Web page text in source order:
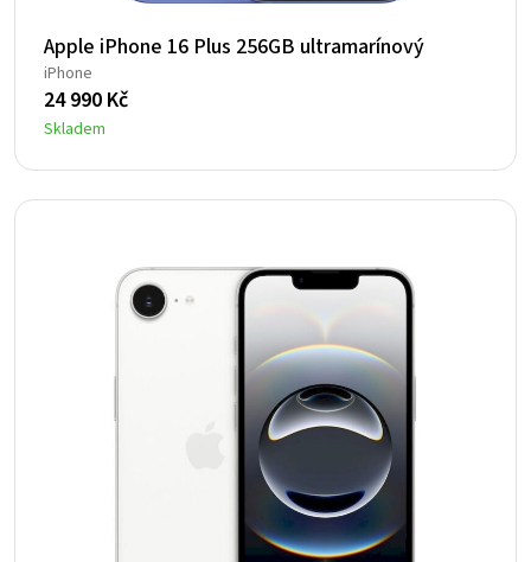
Apple iPhone 16 Plus 256GB ultramarínový
iPhone
24 990 Kč
Skladem